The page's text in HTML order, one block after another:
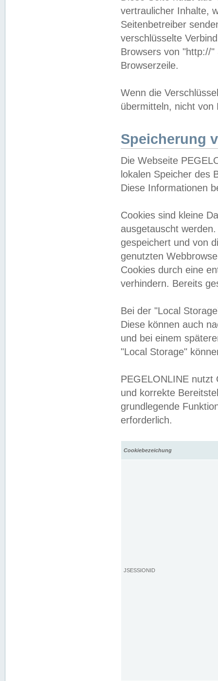
vertraulicher Inhalte,
Seitenbetreiber
verschlüsselte
Browsers von "http://
Browserzeile.
Wenn die
übermitteln, nicht von
Speicherung
Die Webseite
lokalen Speicher des
Diese Informationen
Cookies sind kleine
ausgetauscht
gespeichert und von
genutzten
Cookies durch eine
verhindern. Bereits
Bei der "Local
Diese können auch
und bei einem
"Local Storage"
PEGELONLINE nutzt
und korrekte
grundlegende
erforderlich.
Cookiebezeichung
JSESSIONID